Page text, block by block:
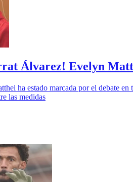
Álvarez! Evelyn
ha estado marcada por el debate
las medidas